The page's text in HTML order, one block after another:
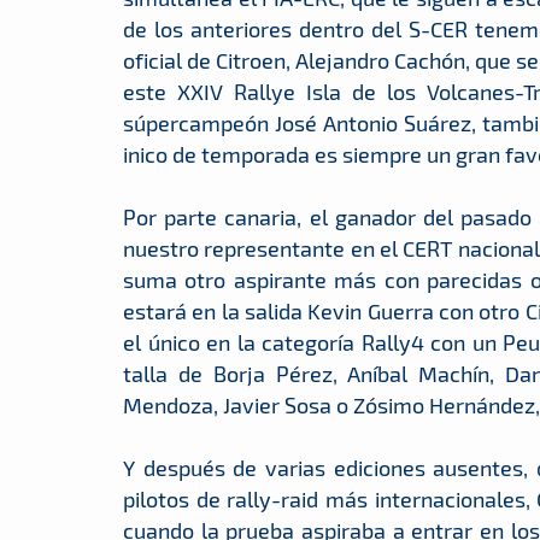
de los anteriores dentro del S-CER
oficial de Citroen, Alejandro Cachón, que
este XXIV Rallye Isla de los Volcanes-
súpercampeón José Antonio Suárez,
inico de temporada es siempre un gran
Por parte canaria, el ganador del
nuestro representante en el CERT
suma otro aspirante más con parecidas
estará en la salida Kevin Guerra con otro
el único en la categoría Rally4 con un
talla de Borja Pérez, Aníbal Machín,
Mendoza, Javier Sosa o Zósimo
Y después de varias ediciones
pilotos de rally-raid más internacionales,
cuando la prueba aspiraba a entrar en